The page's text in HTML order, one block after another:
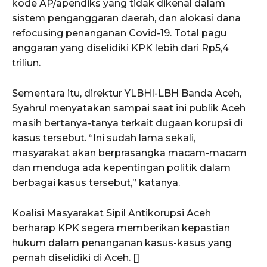
SUBSCRIBE NOW
Menu
News
Foto
Histori
kode AP/apendiks yang tidak dikenal dalam
sistem penganggaran daerah, dan alokasi dana
refocusing penanganan Covid-19. Total pagu
anggaran yang diselidiki KPK lebih dari Rp5,4
triliun.
Sementara itu, direktur YLBHI-LBH Banda Aceh,
Syahrul menyatakan sampai saat ini publik Aceh
masih bertanya-tanya terkait dugaan korupsi di
kasus tersebut. “Ini sudah lama sekali,
masyarakat akan berprasangka macam-macam
dan menduga ada kepentingan politik dalam
berbagai kasus tersebut,” katanya.
Koalisi Masyarakat Sipil Antikorupsi Aceh
berharap KPK segera memberikan kepastian
hukum dalam penanganan kasus-kasus yang
pernah diselidiki di Aceh. []